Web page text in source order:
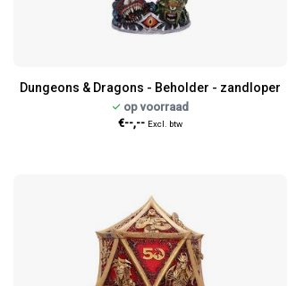
Dungeons & Dragons - Beholder - zandloper
op voorraad
€--,-- Excl. btw